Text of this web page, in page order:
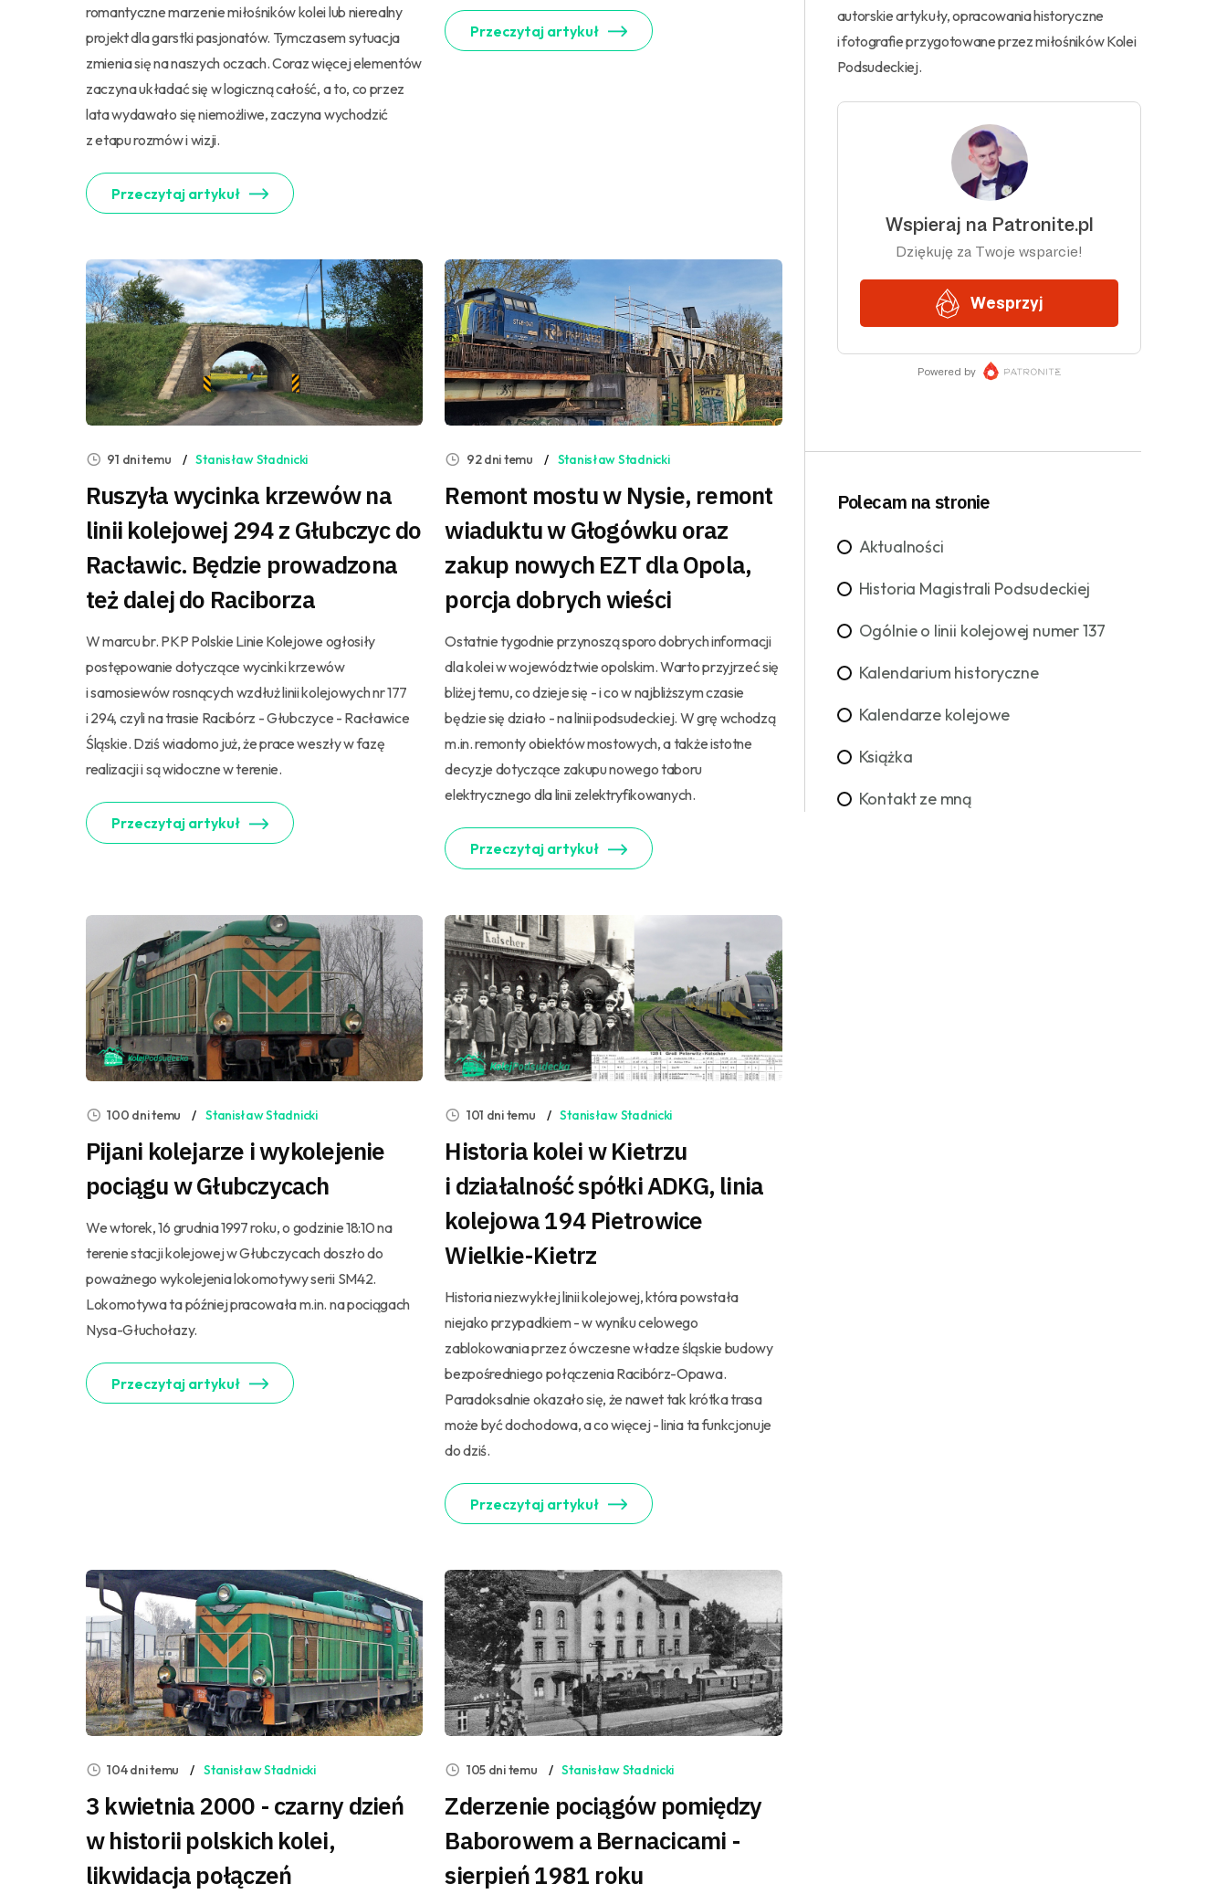
romantyczne marzenie miłośników kolei lub nierealny
projekt dla garstki pasjonatów. Tymczasem sytuacja
zmienia się na naszych oczach. Coraz więcej elementów
zaczyna układać się w logiczną całość, a to, co przez
lata wydawało się niemożliwe, zaczyna wychodzić
z etapu rozmów i wizji.
Przeczytaj artykuł
Przeczytaj artykuł
91 dni temu Stanisław Stadnicki
Ruszyła wycinka krzewów na
linii kolejowej 294 z Głubczyc do
Racławic. Będzie prowadzona
też dalej do Raciborza
W marcu br. PKP Polskie Linie Kolejowe ogłosiły
postępowanie dotyczące wycinki krzewów
i samosiewów rosnących wzdłuż linii kolejowych nr 177
i 294, czyli na trasie Racibórz - Głubczyce - Racławice
Śląskie. Dziś wiadomo już, że prace weszły w fazę
realizacji i są widoczne w terenie.
Przeczytaj artykuł
92 dni temu Stanisław Stadnicki
Remont mostu w Nysie, remont
wiaduktu w Głogówku oraz
zakup nowych EZT dla Opola,
porcja dobrych wieści
Ostatnie tygodnie przynoszą sporo dobrych informacji
dla kolei w województwie opolskim. Warto przyjrzeć się
bliżej temu, co dzieje się - i co w najbliższym czasie
będzie się działo - na linii podsudeckiej. W grę wchodzą
m.in. remonty obiektów mostowych, a także istotne
decyzje dotyczące zakupu nowego taboru
elektrycznego dla linii zelektryfikowanych.
Przeczytaj artykuł
100 dni temu Stanisław Stadnicki
Pijani kolejarze i wykolejenie
pociągu w Głubczycach
We wtorek, 16 grudnia 1997 roku, o godzinie 18:10 na
terenie stacji kolejowej w Głubczycach doszło do
poważnego wykolejenia lokomotywy serii SM42.
Lokomotywa ta później pracowała m.in. na pociągach
Nysa-Głuchołazy.
Przeczytaj artykuł
101 dni temu Stanisław Stadnicki
Historia kolei w Kietrzu
i działalność spółki ADKG, linia
kolejowa 194 Pietrowice
Wielkie-Kietrz
Historia niezwykłej linii kolejowej, która powstała
niejako przypadkiem - w wyniku celowego
zablokowania przez ówczesne władze śląskie budowy
bezpośredniego połączenia Racibórz-Opawa.
Paradoksalnie okazało się, że nawet tak krótka trasa
może być dochodowa, a co więcej - linia ta funkcjonuje
do dziś.
Przeczytaj artykuł
104 dni temu Stanisław Stadnicki
3 kwietnia 2000 - czarny dzień
w historii polskich kolei,
likwidacja połączeń
105 dni temu Stanisław Stadnicki
Zderzenie pociągów pomiędzy
Baborowem a Bernacicami -
sierpień 1981 roku
autorskie artykuły, opracowania historyczne
i fotografie przygotowane przez miłośników Kolei
Podsudeckiej.
Polecam na stronie
Aktualności
Historia Magistrali Podsudeckiej
Ogólnie o linii kolejowej numer 137
Kalendarium historyczne
Kalendarze kolejowe
Książka
Kontakt ze mną